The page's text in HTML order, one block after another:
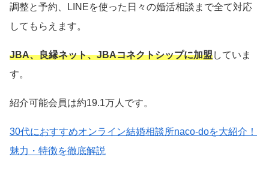
調整と予約、LINEを使った日々の婚活相談まで全て対応
してもらえます。
JBA、良縁ネット、JBAコネクトシップに加盟していま
す。
紹介可能会員は約19.1万人です。
30代におすすめオンライン結婚相談所naco-doを大紹介！
魅力・特徴を徹底解説